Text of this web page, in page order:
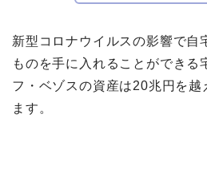
新型コロナウイルスの影響で自
ものを手に入れることができる
フ・ベゾスの資産は20兆円を越
ます。